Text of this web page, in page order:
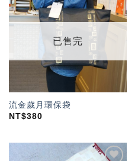
加入
「願
望輕
已售完
流金歲月環保袋
NT$380